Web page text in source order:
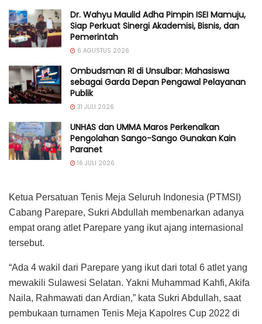
Dr. Wahyu Maulid Adha Pimpin ISEI Mamuju,
Siap Perkuat Sinergi Akademisi, Bisnis, dan
Pemerintah
6 AGUSTUS 2026
Ombudsman RI di Unsulbar: Mahasiswa
sebagai Garda Depan Pengawal Pelayanan
Publik
31 JULI 2026
UNHAS dan UMMA Maros Perkenalkan
Pengolahan Sango-Sango Gunakan Kain
Paranet
16 JULI 2026
Ketua Persatuan Tenis Meja Seluruh Indonesia (PTMSI)
Cabang Parepare, Sukri Abdullah membenarkan adanya
empat orang atlet Parepare yang ikut ajang internasional
tersebut.
“Ada 4 wakil dari Parepare yang ikut dari total 6 atlet yang
mewakili Sulawesi Selatan. Yakni Muhammad Kahfi, Akifa
Naila, Rahmawati dan Ardian,” kata Sukri Abdullah, saat
pembukaan turnamen Tenis Meja Kapolres Cup 2022 di